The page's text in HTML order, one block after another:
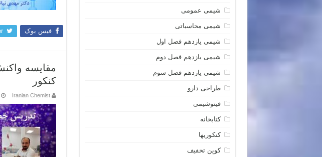
فیس بوک
مقایسه
کنکور
Iranian Chemist
شیمی عمومی
شیمی محاسباتی
شیمی یازدهم فصل اول
شیمی یازدهم فصل دوم
شیمی یازدهم فصل سوم
طراحی دارو
فیتوشیمی
کتابخانه
کنکوریها
کوپن تخفیف